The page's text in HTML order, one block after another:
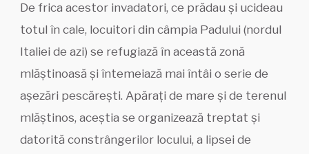
De frica acestor invadatori, ce prădau și ucideau
totul în cale, locuitori din câmpia Padului (nordul
Italiei de azi) se refugiază în această zonă
mlăștinoasă și întemeiază mai întâi o serie de
așezări pescărești. Apărați de mare și de terenul
mlăștinos, aceștia se organizează treptat și
datorită constrângerilor locului, a lipsei de